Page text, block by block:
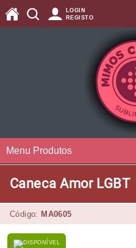
LOGIN
REGISTO
Menu Produtos
Caneca Amor LGBT
Código: MA0605